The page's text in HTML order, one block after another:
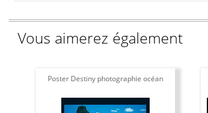
Vous aimerez également
Poster Destiny photographie océan